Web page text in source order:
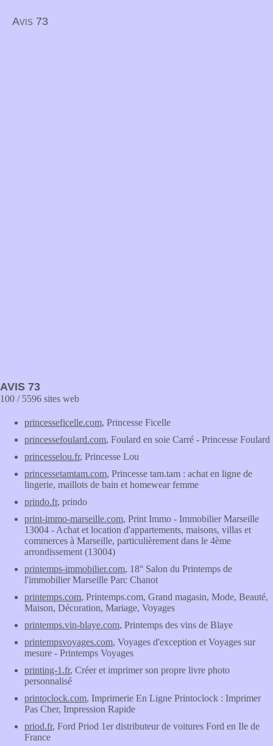
Avis 73
AVIS 73
100 / 5596 sites web
princesseficelle.com, Princesse Ficelle
princessefoulard.com, Foulard en soie Carré - Princesse Foulard
princesselou.fr, Princesse Lou
princessetamtam.com, Princesse tam.tam : achat en ligne de
lingerie, maillots de bain et homewear femme
prindo.fr, prindo
print-immo-marseille.com, Print Immo - Immobilier Marseille
13004 - Achat et location d'appartements, maisons, villas et
commerces à Marseille, particulièrement dans le 4ème
arrondissement (13004)
printemps-immobilier.com, 18° Salon du Printemps de
l'immobilier Marseille Parc Chanot
printemps.com, Printemps.com, Grand magasin, Mode, Beauté,
Maison, Décoration, Mariage, Voyages
printemps.vin-blaye.com, Printemps des vins de Blaye
printempsvoyages.com, Voyages d'exception et Voyages sur
mesure - Printemps Voyages
printing-1.fr, Créer et imprimer son propre livre photo
personnalisé
printoclock.com, Imprimerie En Ligne Printoclock : Imprimer
Pas Cher, Impression Rapide
priod.fr, Ford Priod 1er distributeur de voitures Ford en Ile de
France